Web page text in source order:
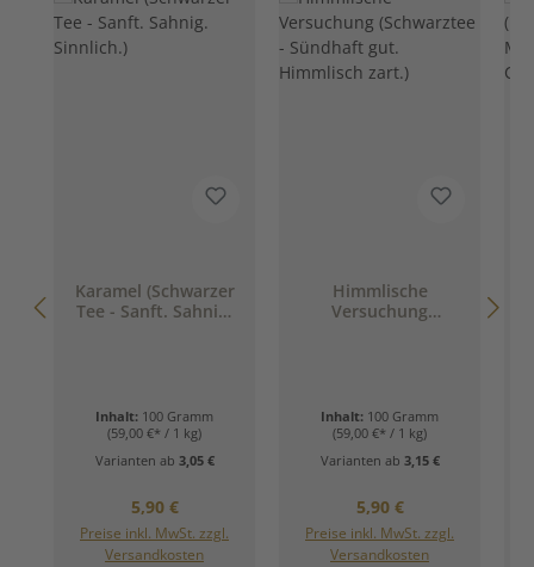
Karamel (Schwarzer
Tee - Sanft. Sahnig.
Inhalt: 100 Gramm
(59,00 €* / 1 kg)
Varianten ab 3,05 €
Regulärer Preis:
5,90 €
Preise inkl. MwSt. zzgl.
Versandkosten
Himmlische
Versuchung
Inhalt: 100 Gramm
(59,00 €* / 1 kg)
Varianten ab 3,15 €
Regulärer Preis:
5,90 €
Preise inkl. MwSt. zzgl.
Versandkosten